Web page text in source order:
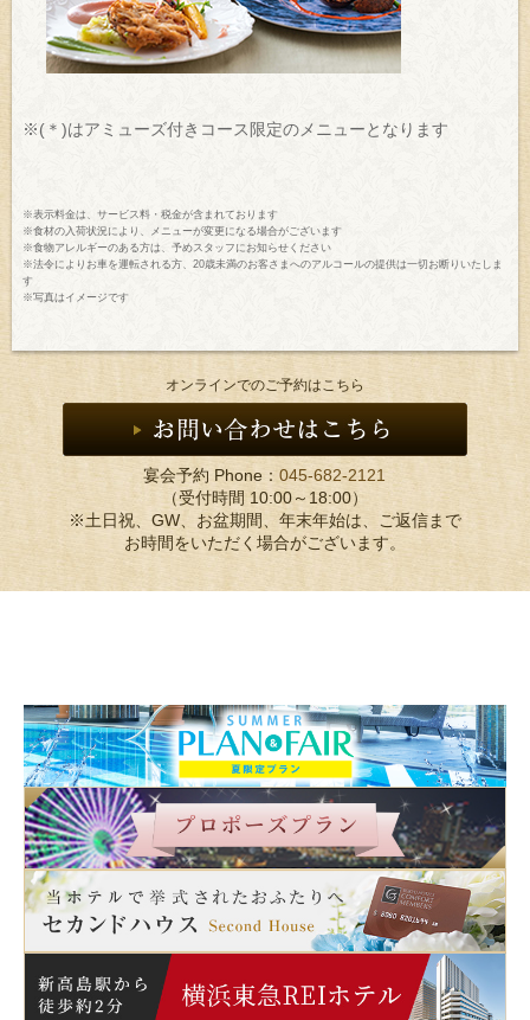
※(＊)はアミューズ付きコース限定のメニューとなります
※表示料金は、サービス料・税金が含まれております
※食材の入荷状況により、メニューが変更になる場合がございます
※食物アレルギーのある方は、予めスタッフにお知らせください
※法令によりお車を運転される方、20歳未満のお客さまへのアルコールの提供は一切お断りいたしま
す
※写真はイメージです
オンラインでのご予約はこちら
宴会予約 Phone：045-682-2121
（受付時間 10:00～18:00）
※土日祝、GW、お盆期間、年末年始は、ご返信まで
お時間をいただく場合がございます。